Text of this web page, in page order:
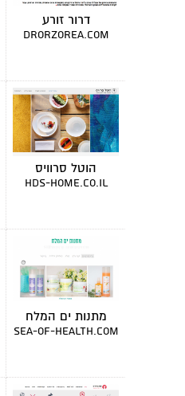
דרור זורע
drorzorea.com
הוטל סרוויס
hds-home.co.il
מתנות ים המלח
sea-of-health.com